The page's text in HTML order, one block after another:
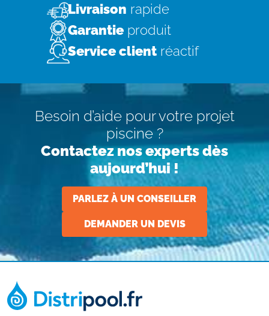
Livraison rapide
Garantie produit
Service client réactif
Besoin d’aide pour votre projet
piscine ?
Contactez nos experts dès
aujourd’hui !
PARLEZ À UN CONSEILLER
DEMANDER UN DEVIS